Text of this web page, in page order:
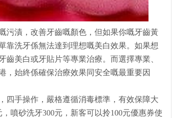
污漬，改善牙齒嘅顏色，但如果你嘅牙齒黃
靠洗牙係無法達到理想嘅美白效果。如果想
美白或牙貼片等專業治療。而選擇專業、
，始終係確保治療效果同安全嘅最重要因
四手操作，嚴格遵循消毒標準，有效保障大
噴砂洗牙300元，新客可以拎100元優惠券使